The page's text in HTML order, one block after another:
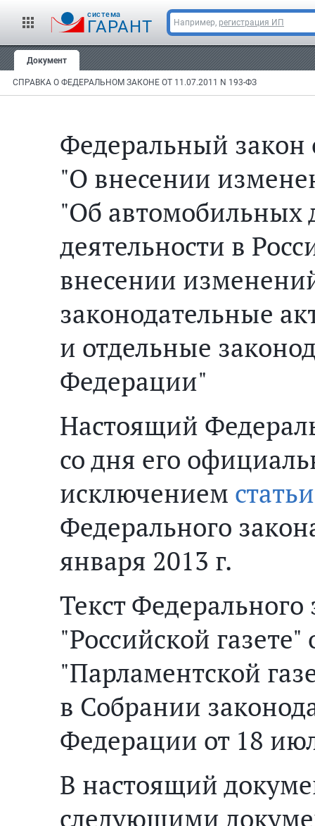
cистема
ГАРАНТ Например, регистрация ИП
Документ
СПРАВКА О ФЕДЕРАЛЬНОМ ЗАКОНЕ ОТ 11.07.2011 N 193-ФЗ
Федеральный закон
"О внесении
"Об автомобильных
деятельности в
внесении
законодательные
и отдельные
Федерации"
Настоящий
со дня его
исключением
Федерального
января 2013 г.
Текст
"Российской
"Парламентской
в Собрании
Федерации от 18
В настоящий
следующими